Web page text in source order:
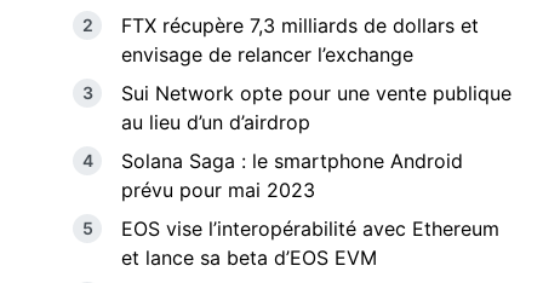
FTX récupère 7,3 milliards de dollars et
envisage de relancer l’exchange
Sui Network opte pour une vente publique
au lieu d’un d’airdrop
Solana Saga : le smartphone Android
prévu pour mai 2023
EOS vise l’interopérabilité avec Ethereum
et lance sa beta d’EOS EVM